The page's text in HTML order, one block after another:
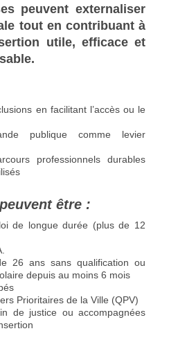
peuvent externaliser
tout en contribuant à
utile, efficace et
en facilitant l’accès ou le
publique comme levier
professionnels durables
être :
de longue durée (plus de 12
26 ans sans qualification ou
depuis au moins 6 mois
Prioritaires de la Ville (QPV)
de justice ou accompagnées